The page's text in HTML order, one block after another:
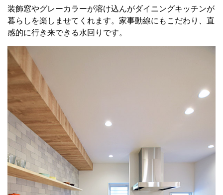
装飾窓やグレーカラーが溶け込んがダイニングキッチンが
暮らしを楽しませてくれます。家事動線にもこだわり、直
感的に行き来できる水回りです。